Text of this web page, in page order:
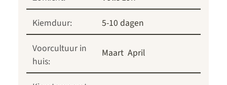
Kiemduur:
5-10 dagen
Voorcultuur in
huis:
Maart April